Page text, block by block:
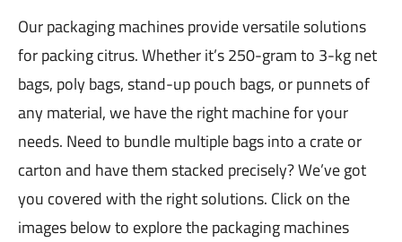
Our packaging machines provide versatile solutions
for packing citrus. Whether it’s 250-gram to 3-kg net
bags, poly bags, stand-up pouch bags, or punnets of
any material, we have the right machine for your
needs. Need to bundle multiple bags into a crate or
carton and have them stacked precisely? We’ve got
you covered with the right solutions. Click on the
images below to explore the packaging machines